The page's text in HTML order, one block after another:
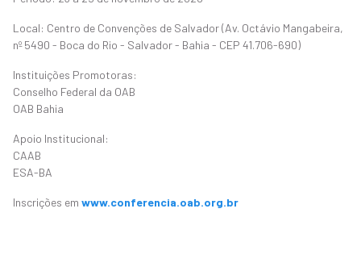
Local: Centro de Convenções de Salvador (Av. Octávio Mangabeira,
nº 5490 - Boca do Rio - Salvador - Bahia - CEP 41.706-690)
Instituições Promotoras:
Conselho Federal da OAB
OAB Bahia
Apoio Institucional:
CAAB
ESA-BA
Inscrições em www.conferencia.oab.org.br